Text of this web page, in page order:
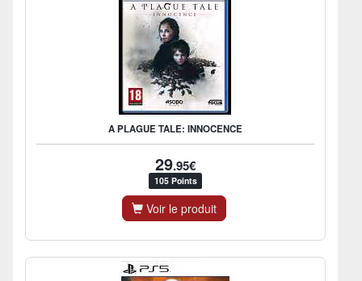
A PLAGUE TALE: INNOCENCE
29.95€
105 Points
Voir le produit